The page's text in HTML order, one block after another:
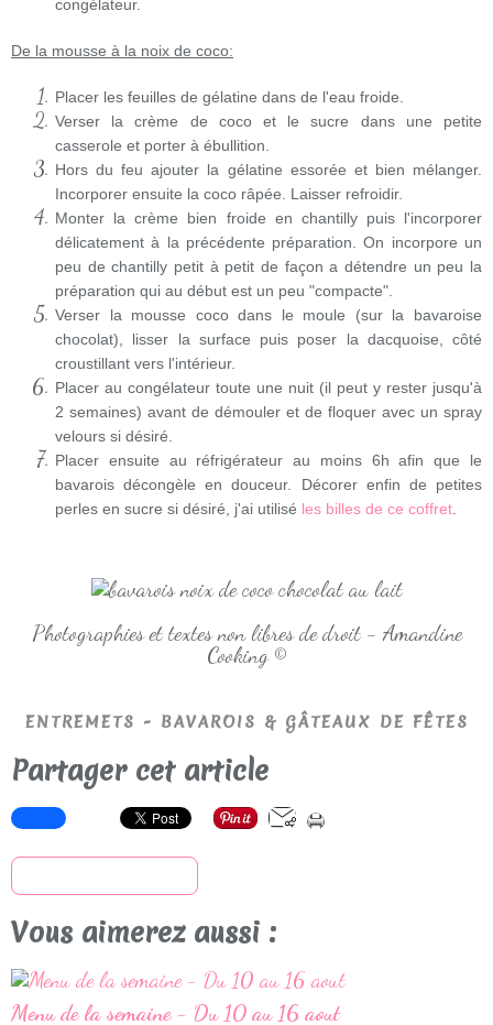
congélateur.
De la mousse à la noix de coco:
Placer les feuilles de gélatine dans de l'eau froide.
Verser la crème de coco et le sucre dans une petite
casserole et porter à ébullition.
Hors du feu ajouter la gélatine essorée et bien mélanger.
Incorporer ensuite la coco râpée. Laisser refroidir.
Monter la crème bien froide en chantilly puis l'incorporer
délicatement à la précédente préparation. On incorpore un
peu de chantilly petit à petit de façon a détendre un peu la
préparation qui au début est un peu "compacte".
Verser la mousse coco dans le moule (sur la bavaroise
chocolat), lisser la surface puis poser la dacquoise, côté
croustillant vers l'intérieur.
Placer au congélateur toute une nuit (il peut y rester jusqu'à
2 semaines) avant de démouler et de floquer avec un spray
velours si désiré.
Placer ensuite au réfrigérateur au moins 6h afin que le
bavarois décongèle en douceur. Décorer enfin de petites
perles en sucre si désiré, j'ai utilisé les billes de ce coffret
Photographies et textes non libres de droit - Amandine
Cooking ©
ENTREMETS - BAVAROIS & GÂTEAUX DE FÊTES
Partager cet article
Vous aimerez aussi :
Menu de la semaine - Du 10 au 16 aout